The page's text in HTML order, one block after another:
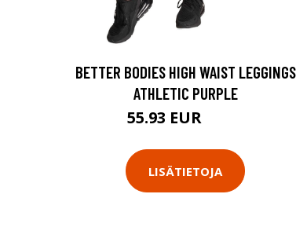
BETTER BODIES HIGH WAIST LEGGINGS
ATHLETIC PURPLE
55.93 EUR
LISÄTIETOJA